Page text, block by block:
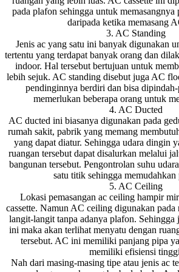
pada plafon sehingga untuk memasangnya
daripada ketika memasang
3. AC Standing
Jenis ac yang satu ini banyak digunakan
tertentu yang terdapat banyak orang dan
indoor. Hal tersebut bertujuan untuk
lebih sejuk. AC standing disebut juga AC
pendinginnya berdiri dan bisa
memerlukan beberapa orang untuk
4. AC Ducted
AC ducted ini biasanya digunakan pada
rumah sakit, pabrik yang memang
yang dapat diatur. Sehingga udara dingin
ruangan tersebut dapat disalurkan melalui
bangunan tersebut. Pengontrolan suhu
satu titik sehingga memudahkan
5. AC Ceiling
Lokasi pemasangan ac ceiling hampir
cassette. Namun AC ceiling digunakan
langit-langit tanpa adanya plafon.
ini maka akan terlihat menyatu dengan
tersebut. AC ini memiliki panjang pipa
memiliki efisiensi
Nah dari masing-masing tipe atau jenis ac